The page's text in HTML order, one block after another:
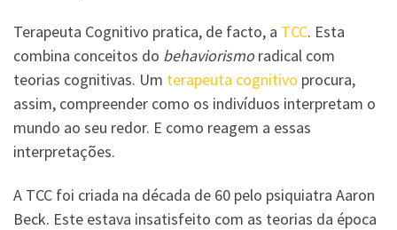
Terapeuta Cognitivo pratica, de facto, a TCC. Esta
combina conceitos do behaviorismoradical com
teorias cognitivas. Um terapeuta cognitivo procura,
assim, compreender como os indivíduos interpretam o
mundo ao seu redor. E como reagem a essas
interpretações.
A TCC foi criada na década de 60 pelo psiquiatra Aaron
Beck. Este estava insatisfeito com as teorias da época